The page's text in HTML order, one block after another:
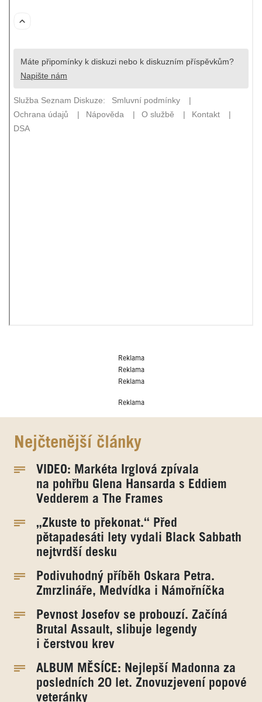
Reklama
Reklama
Reklama
Reklama
Nejčtenější články
VIDEO: Markéta Irglová zpívala
na pohřbu Glena Hansarda s Eddiem
Vedderem a The Frames
„Zkuste to překonat.“ Před
pětapadesáti lety vydali Black Sabbath
nejtvrdší desku
Podivuhodný příběh Oskara Petra.
Zmrzlináře, Medvídka i Námořníčka
Pevnost Josefov se probouzí. Začíná
Brutal Assault, slibuje legendy
i čerstvou krev
ALBUM MĚSÍCE: Nejlepší Madonna za
posledních 20 let. Znovuzjevení popové
veteránky